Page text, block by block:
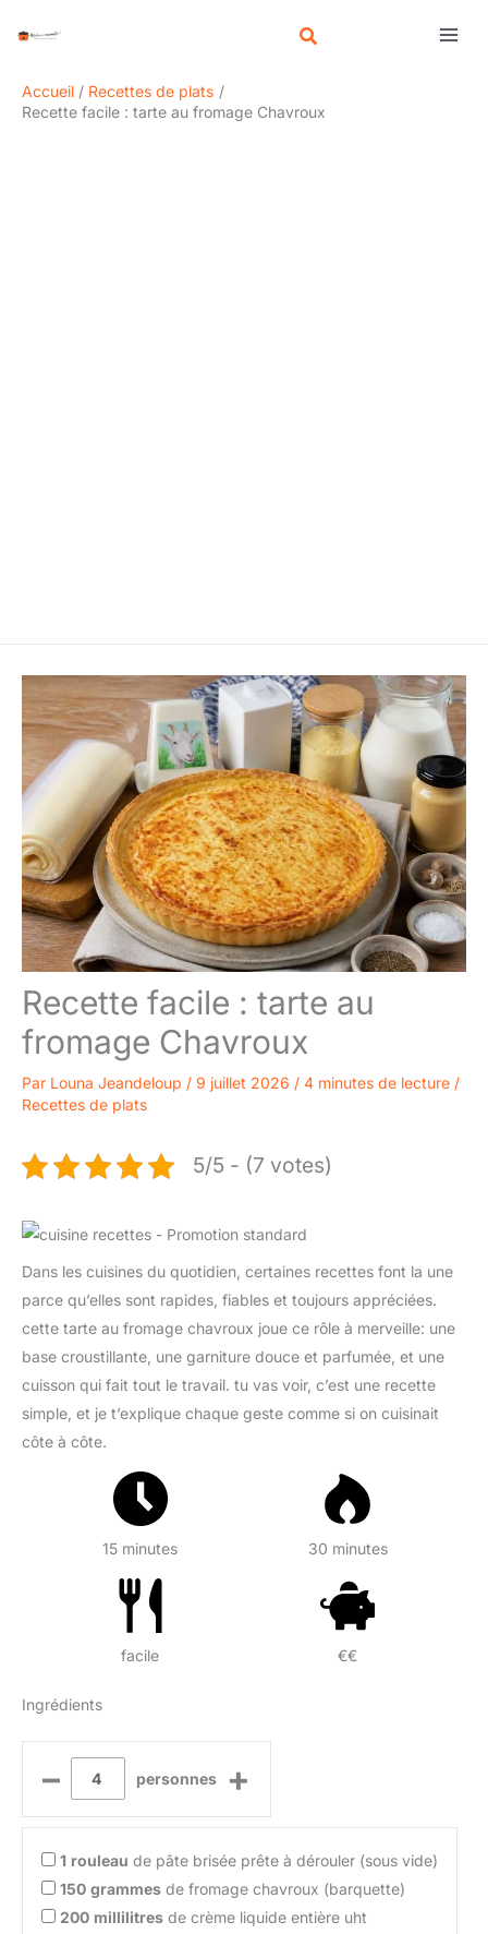
Accueil
Recettes de plats
Recette facile : tarte au fromage Chavroux
Recette facile : tarte au
fromage Chavroux
Par Louna Jeandeloup / 9 juillet 2026 / 4 minutes de lecture /
Recettes de plats
5/5 - (7 votes)
Dans les cuisines du quotidien, certaines recettes font la une
parce qu’elles sont rapides, fiables et toujours appréciées.
cette tarte au fromage chavroux joue ce rôle à merveille: une
base croustillante, une garniture douce et parfumée, et une
cuisson qui fait tout le travail. tu vas voir, c’est une recette
simple, et je t’explique chaque geste comme si on cuisinait
côte à côte.
15 minutes 30 minutes
facile €€
Ingrédients
– personnes +
1 rouleau de pâte brisée prête à dérouler (sous vide)
150 grammes de fromage chavroux (barquette)
200 millilitres de crème liquide entière uht
e
h